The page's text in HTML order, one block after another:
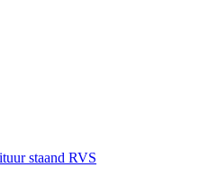
staand RVS